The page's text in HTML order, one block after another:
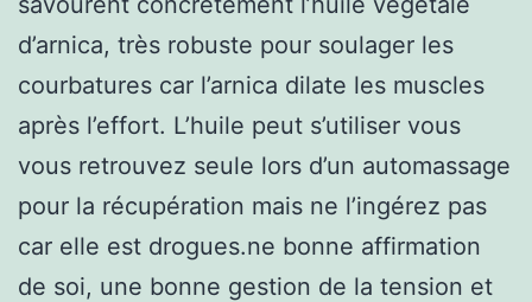
d’arnica, très robuste pour soulager les
courbatures car l’arnica dilate les muscles
après l’effort. L’huile peut s’utiliser vous
vous retrouvez seule lors d’un automassage
pour la récupération mais ne l’ingérez pas
car elle est drogues.ne bonne affirmation
de soi, une bonne gestion de la tension et